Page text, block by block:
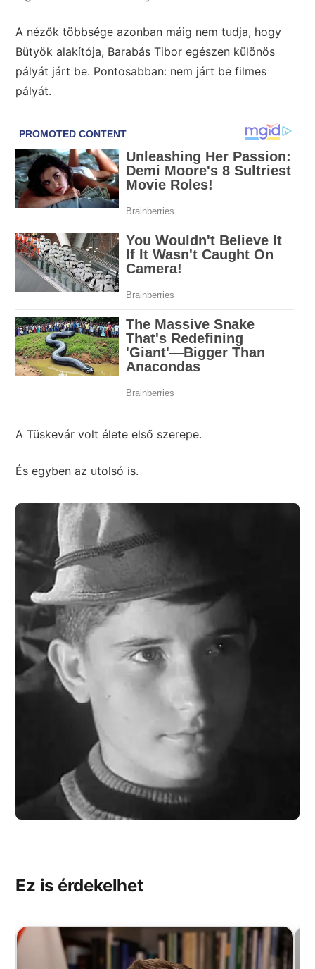
A nézők többsége azonban máig nem tudja, hogy
Bütyök alakítója, Barabás Tibor egészen különös
pályát járt be. Pontosabban: nem járt be filmes
pályát.
A Tüskevár volt élete első szerepe.
És egyben az utolsó is.
Ez is érdekelhet